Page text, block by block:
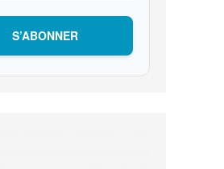
S’ABONNER